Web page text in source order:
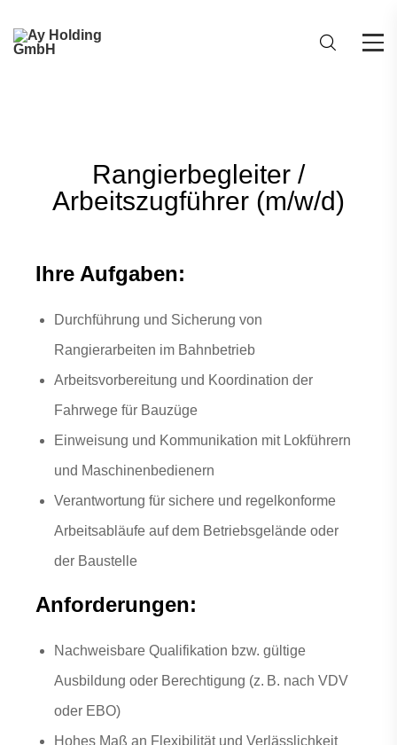
Rangierbegleiter /
Arbeitszugführer (m/w/d)
Ihre Aufgaben:
Durchführung und Sicherung von
Rangierarbeiten im Bahnbetrieb
Arbeitsvorbereitung und Koordination der
Fahrwege für Bauzüge
Einweisung und Kommunikation mit Lokführern
und Maschinenbedienern
Verantwortung für sichere und regelkonforme
Arbeitsabläufe auf dem Betriebsgelände oder
der Baustelle
Anforderungen:
Nachweisbare Qualifikation bzw. gültige
Ausbildung oder Berechtigung (z. B. nach VDV
oder EBO)
Hohes Maß an Flexibilität und Verlässlichkeit